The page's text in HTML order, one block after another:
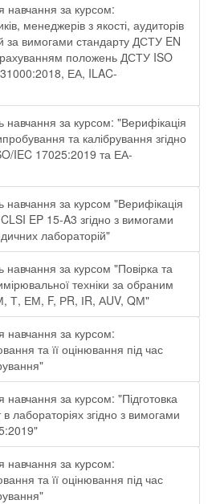
навчання за курсом:
менеджерів з якості, аудиторів
за вимогами стандарту ДСТУ EN
положень ДСТУ ISO
ЕА, ILAC-
навчання за курсом: "Верифікація
та калібрування згідно
IEC 17025:2019 та ЕА-
навчання за курсом "Верифікація
EP 15-A3 згідно з вимогами
лабораторій"
навчання за курсом "Повірка та
техніки за обраним
Т, ЕМ, F, РR, ІR, АUV, QМ"
навчання за курсом:
та її оцінювання під час
навчання за курсом: "Підготовка
лабораторіях згідно з вимогами
навчання за курсом:
та її оцінювання під час